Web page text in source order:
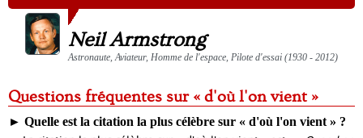
Neil Armstrong
Astronaute, Aviateur, Homme de l'espace, Pilote d'essai (1930 - 2012)
Questions fréquentes sur « d'où l'on vient »
► Quelle est la citation la plus célèbre sur « d'où l'on vient » ?